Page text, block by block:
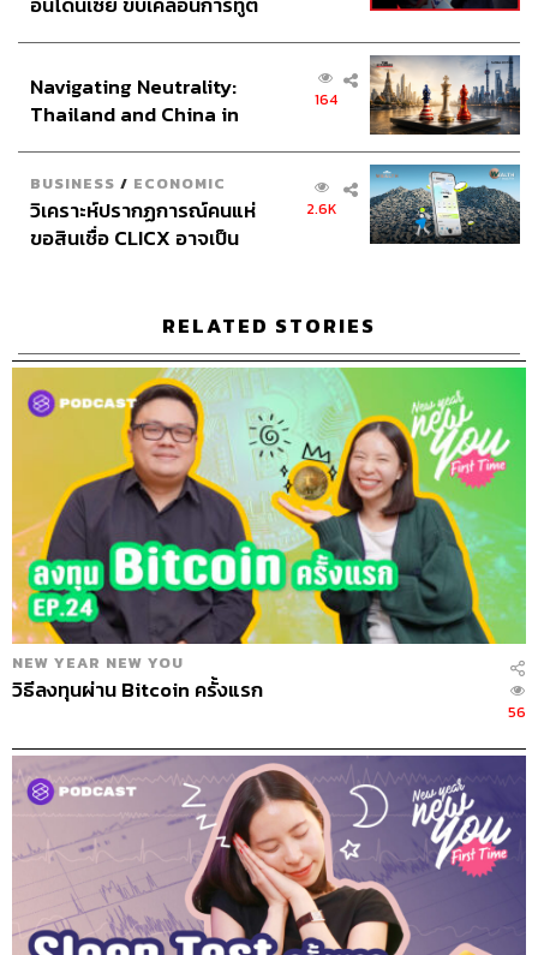
นิสัยระหว่างวันต้องเดินเข้าร้านสะดวกซื้อซื้อขนม แทนที่เรา
จะหยิบทุกอย่างที่อยากกิน แนะนำว่าลองดูแคลอรีที่ฉลาก
มากขึ้น ไขมัน โซเดียมเยอะหรือเปล่า ข้อมูลตรงนี้จะทำให้
เราตัดสินใจในการกินได้ดีขึ้น หรือแทนที่เราจะหยิบขนม
ขบเคี้ยวลองเปลี่ยนเป็นผลไม้ในร้านสะดวกซื้อก็ดีต่อสุขภาพ
มากขึ้น ถ้าใครสามารถทำได้จนติดเป็นนิสัยสุขภาพดีตลอดปี
นี้แน่นอน
The Hostพัชชา พูนพิริยะ
Show Creatorภูมิชาย บุญสินสุข
Show Producersอธิษฐาน กาญจนะพงศ์
เชษฐพงศ์ ชูประดิษฐ์
ปวริศา ตั้งตุลานนท์
Show Editor
เชษฐพงศ์ ชูประดิษฐ์
Sound Designer & Engineerศุภณัฐ เดชะอำไพ
Coordinator & Adminอภิสิทธิ์​ หรรษาภิรมย์โชค
Art Director อนงค์นาฎ วิวัฒนานนท์
Proofreaderพรนภัส ชำนาญค้า
Webmasterจินตนา ประชุมพันธ์
Music Westonemusic
TAGS: NewYearNewYou ปลา พัชชา ผัก
จูนจูน
ข้าวกล้อง
junejune ผลไม้
ปีใหม่คนใหม่
Podcast
selfhelp
อาหารเพื่อสุขภาพ
selfimprovement
ธัญพืช
ปณิธานปีใหม่
อินโดนีเซีย
Navigating Neutrality:
Thailand and China in
164
BUSINESS / ECONOMIC
วิเคราะห์ปรากฏการณ์คนแห่
ขอสินเชื่อ CLICX อาจเป็น
2.6K
RELATED STORIES
NEW YEAR NEW YOU
วิธีลงทุนผ่าน Bitcoin ครั้งแรก
56